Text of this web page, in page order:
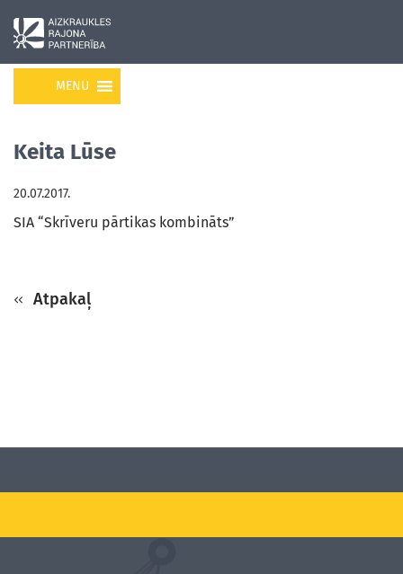
MENU
Keita Lūse
20.07.2017.
SIA “Skrīveru pārtikas kombināts”
Atpakaļ